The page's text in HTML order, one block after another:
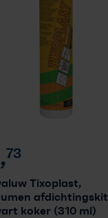
73
Tixoplast,
afdichtingskit
koker (310 ml)